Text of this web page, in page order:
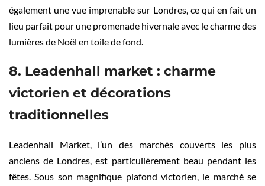
également une vue imprenable sur Londres, ce qui en fait un
lieu parfait pour une promenade hivernale avec le charme des
lumières de Noël en toile de fond.
8. Leadenhall market : charme
victorien et décorations
traditionnelles
Leadenhall Market, l’un des marchés couverts les plus
anciens de Londres, est particulièrement beau pendant les
fêtes. Sous son magnifique plafond victorien, le marché se